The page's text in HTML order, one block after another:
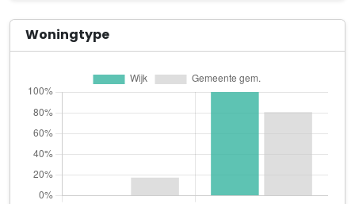
Crossmedia Publishing B.V.
Haarlemmerweg 331 A
Centrale Groothandelsmarkt 186 Unit W3.10
GOWTU B.V.
Het gouden ei beheer B.V.
Centrale Groothandelsmarkt 185
Woningtype